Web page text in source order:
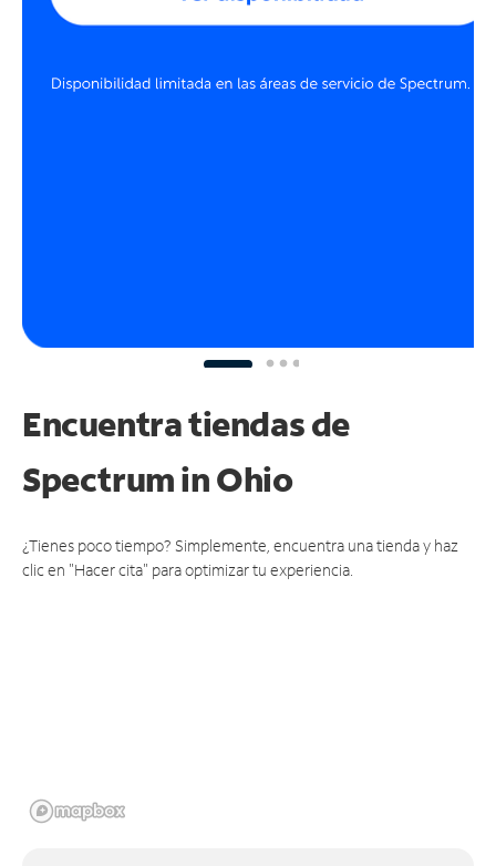
Encuentra tiendas de
Spectrumin Ohio
¿Tienes poco tiempo? Simplemente, encuentra una tienda y haz
clic en "Hacer cita" para optimizar tu experiencia.